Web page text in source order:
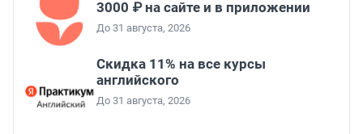
3000 ₽ на сайте и в приложении
До 31 августа, 2026
Скидка 11% на все курсы
английского
До 31 августа, 2026